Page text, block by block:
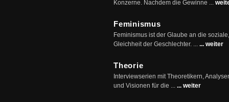
Konzerne. Nachdem die Gewinne ...
Feminismus
Feminismus ist der Glaube an die
Gleichheit der Geschlechter. ... ... weiter
Theorie
Interviewserien mit Theoretikern,
und Visionen für die ... ... weiter